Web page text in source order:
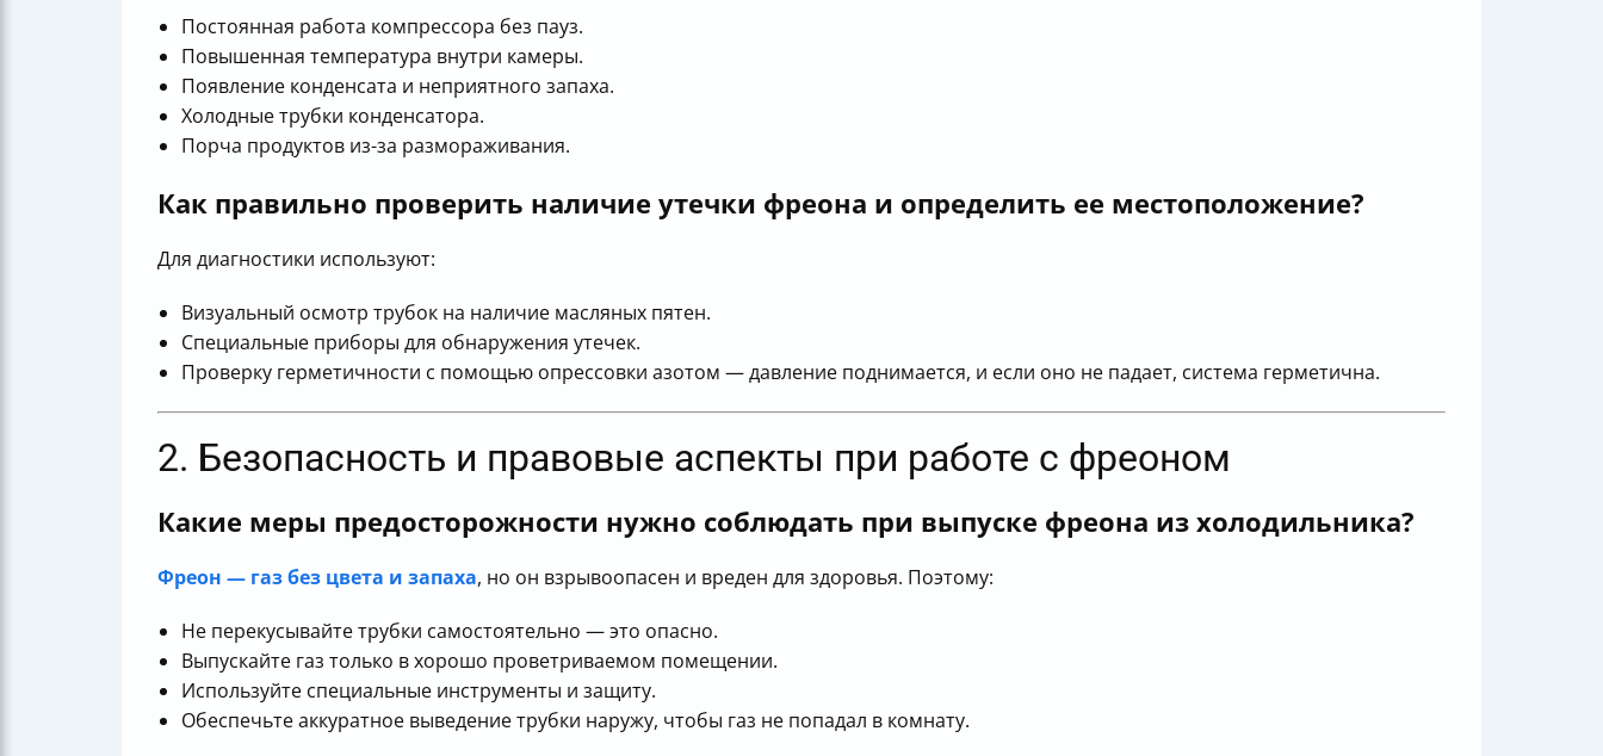
Постоянная работа компрессора без пауз.
Повышенная температура внутри камеры.
Появление конденсата и неприятного запаха.
Холодные трубки конденсатора.
Порча продуктов из-за размораживания.
Как правильно проверить наличие утечки фреона и определить ее местоположение?
Для диагностики используют:
Визуальный осмотр трубок на наличие масляных пятен.
Специальные приборы для обнаружения утечек.
Проверку герметичности с помощью опрессовки азотом — давление поднимается, и если оно не падает, система герметична.
2. Безопасность и правовые аспекты при работе с фреоном
Какие меры предосторожности нужно соблюдать при выпуске фреона из холодильника?
Фреон — газ без цвета и запаха, но он взрывоопасен и вреден для здоровья. Поэтому:
Не перекусывайте трубки самостоятельно — это опасно.
Выпускайте газ только в хорошо проветриваемом помещении.
Используйте специальные инструменты и защиту.
Обеспечьте аккуратное выведение трубки наружу, чтобы газ не попадал в комнату.